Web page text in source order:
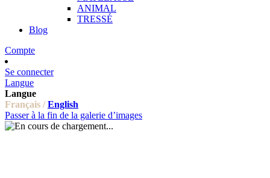
ANIMAL
TRESSÉ
Blog
Compte
Se connecter
Langue
Langue
Français / English
Passer à la fin de la galerie d’images